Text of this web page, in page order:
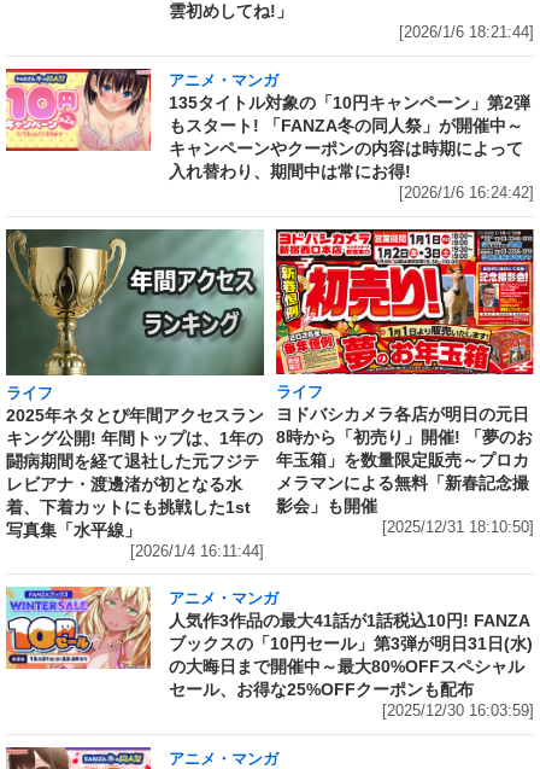
雲初めしてね!」
[2026/1/6 18:21:44]
アニメ・マンガ
135タイトル対象の「10円キャンペーン」第2弾
もスタート! 「FANZA冬の同人祭」が開催中～
キャンペーンやクーポンの内容は時期によって
入れ替わり、期間中は常にお得!
[2026/1/6 16:24:42]
ライフ
2025年ネタとぴ年間アクセスラン
キング公開! 年間トップは、1年の
闘病期間を経て退社した元フジテ
レビアナ・渡邊渚が初となる水
着、下着カットにも挑戦した1st
写真集「水平線」
[2026/1/4 16:11:44]
ライフ
ヨドバシカメラ各店が明日の元日
8時から「初売り」開催! 「夢のお
年玉箱」を数量限定販売～プロカ
メラマンによる無料「新春記念撮
影会」も開催
[2025/12/31 18:10:50]
アニメ・マンガ
人気作3作品の最大41話が1話税込10円! FANZA
ブックスの「10円セール」第3弾が明日31日(水)
の大晦日まで開催中～最大80%OFFスペシャル
セール、お得な25%OFFクーポンも配布
[2025/12/30 16:03:59]
アニメ・マンガ